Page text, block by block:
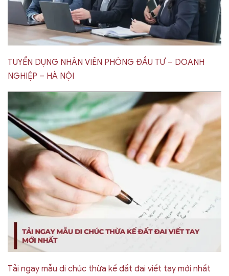
TUYỂN DỤNG NHÂN VIÊN PHÒNG ĐẦU TƯ – DOANH
NGHIỆP – HÀ NỘI
Tải ngay mẫu di chúc thừa kế đất đai viết tay mới nhất